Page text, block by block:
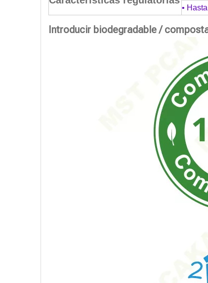
•
Introducir biodegradable /